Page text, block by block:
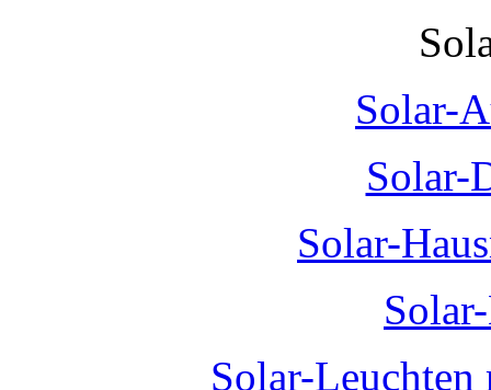
Solar-
Solar-
Solar-
Solar-Leuchten